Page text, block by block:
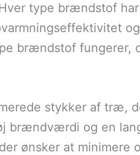
type brændstof
brændstof fungerer,
stykker af træ,
brændværdi og en
ønsker at minimere